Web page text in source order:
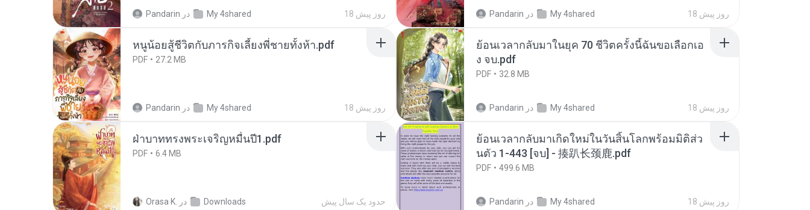
Pandarin در My 4shared 18 روز پیش Pandarin در My 4shared 18 روز پیش
หนูน้อยสู้ชีวิตกับภารกิจเลี้ยงพี่ชายทั้งห้า.pdf
PDF 27.2 MB
Pandarin در My 4shared 18 روز پیش
ย้อนเวลากลับมาในยุค 70 ชีวิตครั้งนี้ฉันขอเลือกเอ
ง จบ.pdf
PDF 32.8 MB
Pandarin در My 4shared 18 روز پیش
ฝ่าบาททรงพระเจริญหมื่นปี1.pdf
PDF 6.4 MB
Orasa K. در Downloads حدود یک سال پیش
ย้อนเวลากลับมาเกิดใหม่ในวันสิ้นโลกพร้อมมิติส่ว
นตัว 1-443 [จบ] - 揍趴长颈鹿.pdf
PDF 499.6 MB
Pandarin در My 4shared 18 روز پیش